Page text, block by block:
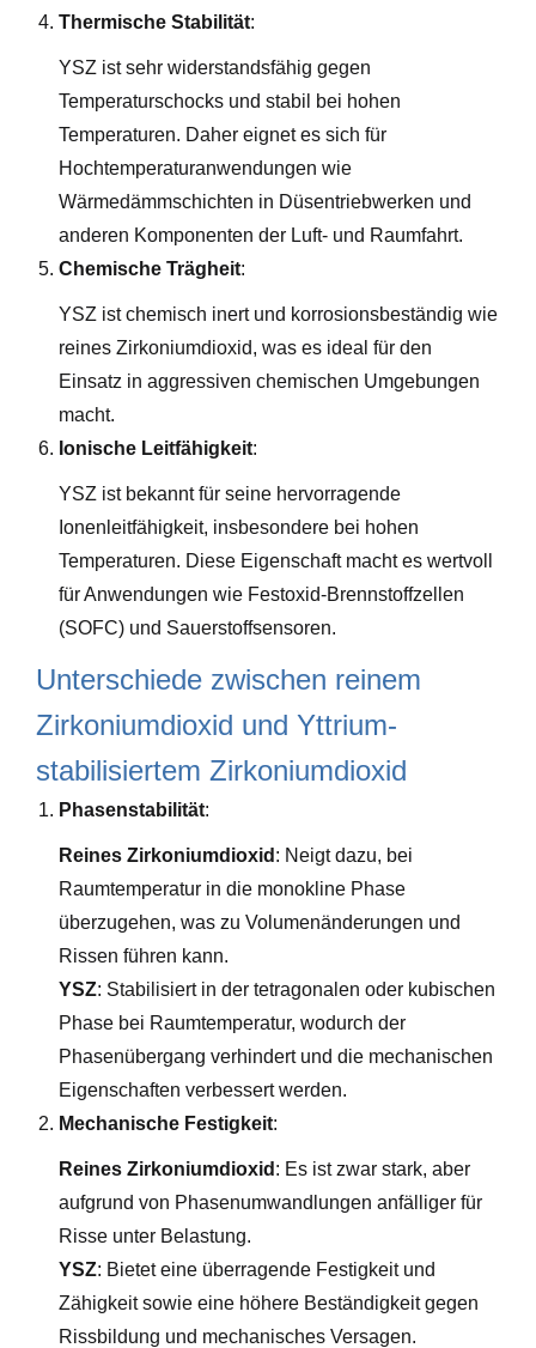
Thermische Stabilität:
YSZ ist sehr widerstandsfähig gegen
Temperaturschocks und stabil bei hohen
Temperaturen. Daher eignet es sich für
Hochtemperaturanwendungen wie
Wärmedämmschichten in Düsentriebwerken und
anderen Komponenten der Luft- und Raumfahrt.
Chemische Trägheit:
YSZ ist chemisch inert und korrosionsbeständig wie
reines Zirkoniumdioxid, was es ideal für den
Einsatz in aggressiven chemischen Umgebungen
macht.
Ionische Leitfähigkeit:
YSZ ist bekannt für seine hervorragende
Ionenleitfähigkeit, insbesondere bei hohen
Temperaturen. Diese Eigenschaft macht es wertvoll
für Anwendungen wie Festoxid-Brennstoffzellen
(SOFC) und Sauerstoffsensoren.
Unterschiede zwischen reinem
Zirkoniumdioxid und Yttrium-
stabilisiertem Zirkoniumdioxid
Phasenstabilität:
Reines Zirkoniumdioxid : Neigt dazu, bei
Raumtemperatur in die monokline Phase
überzugehen, was zu Volumenänderungen und
Rissen führen kann.
YSZ: Stabilisiert in der tetragonalen oder kubischen
Phase bei Raumtemperatur, wodurch der
Phasenübergang verhindert und die mechanischen
Eigenschaften verbessert werden.
Mechanische Festigkeit:
Reines Zirkoniumdioxid : Es ist zwar stark, aber
aufgrund von Phasenumwandlungen anfälliger für
Risse unter Belastung.
YSZ: Bietet eine überragende Festigkeit und
Zähigkeit sowie eine höhere Beständigkeit gegen
Rissbildung und mechanisches Versagen.